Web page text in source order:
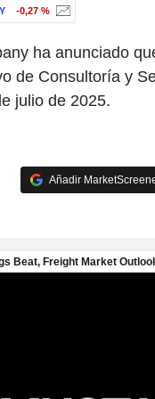
-0,27 %
ha anunciado
de Consultoría y
julio de 2025.
Añadir